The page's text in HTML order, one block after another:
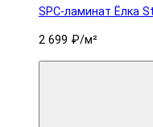
SPC-ламинат Ëлка
2 699 ₽/м²